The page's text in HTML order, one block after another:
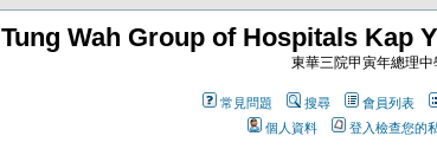
Tung Wah Group of Hospitals Kap
東華三院甲寅年總理中
常見問題 搜尋 會員列表
個人資料
登入檢查您的